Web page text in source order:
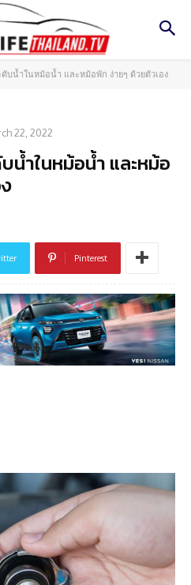
ดับน้ำในหม้อน้ำ และหม้อพัก ง่ายๆ ด้วยตัวเอง
22, 2022
น้ำในหม้อน้ำ และหม้อ
Pinterest